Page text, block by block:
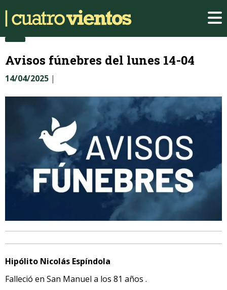
Avisos fúnebres del lunes 14-04
14/04/2025 |
Hipólito Nicolás Espíndola
Falleció en San Manuel a los 81 años .